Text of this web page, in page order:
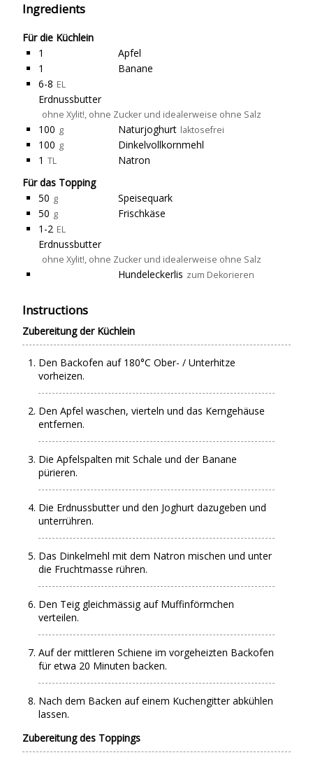
Ingredients
Für die Küchlein
1
Apfel
1
Banane
6-8 EL
Erdnussbutter
ohne Xylit!, ohne Zucker und idealerweise ohne Salz
100 g Naturjoghurt laktosefrei
100 g
Dinkelvollkornmehl
1 TL
Natron
Für das Topping
50 g
Speisequark
50 g
Frischkäse
1-2 EL
Erdnussbutter
ohne Xylit!, ohne Zucker und idealerweise ohne Salz
Hundeleckerlis zum Dekorieren
Instructions
Zubereitung der Küchlein
Den Backofen auf 180°C Ober- / Unterhitze
vorheizen.
Den Apfel waschen, vierteln und das Kerngehäuse
entfernen.
Die Apfelspalten mit Schale und der Banane
pürieren.
Die Erdnussbutter und den Joghurt dazugeben und
unterrühren.
Das Dinkelmehl mit dem Natron mischen und unter
die Fruchtmasse rühren.
Den Teig gleichmässig auf Muffinförmchen
verteilen.
Auf der mittleren Schiene im vorgeheizten Backofen
für etwa 20 Minuten backen.
Nach dem Backen auf einem Kuchengitter abkühlen
lassen.
Zubereitung des Toppings